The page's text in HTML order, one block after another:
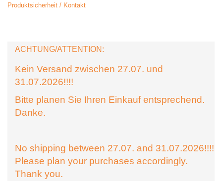
Produktsicherheit / Kontakt
ACHTUNG/ATTENTION:
Kein Versand zwischen 27.07. und
31.07.2026!!!!
Bitte planen Sie Ihren Einkauf entsprechend.
Danke.
No shipping between 27.07. and 31.07.2026!!!!
Please plan your purchases accordingly.
Thank you.